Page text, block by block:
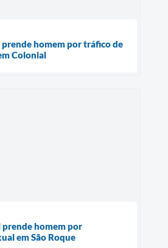
homem por tráfico de
Colonial
homem por
em São Roque